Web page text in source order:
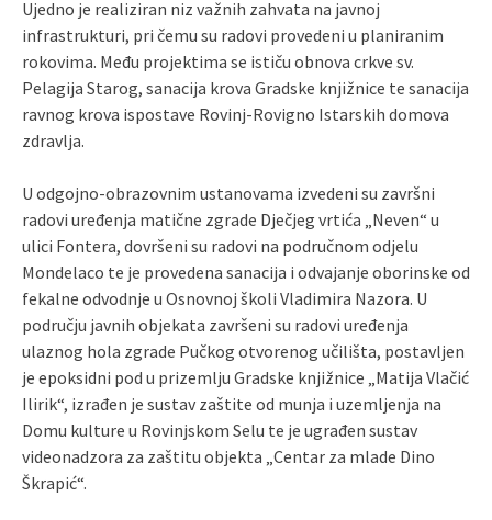
Ujedno je realiziran niz važnih zahvata na javnoj
infrastrukturi, pri čemu su radovi provedeni u planiranim
rokovima. Među projektima se ističu obnova crkve sv.
Pelagija Starog, sanacija krova Gradske knjižnice te sanacija
ravnog krova ispostave Rovinj-Rovigno Istarskih domova
zdravlja.
U odgojno-obrazovnim ustanovama izvedeni su završni
radovi uređenja matične zgrade Dječjeg vrtića „Neven“ u
ulici Fontera, dovršeni su radovi na područnom odjelu
Mondelaco te je provedena sanacija i odvajanje oborinske od
fekalne odvodnje u Osnovnoj školi Vladimira Nazora. U
području javnih objekata završeni su radovi uređenja
ulaznog hola zgrade Pučkog otvorenog učilišta, postavljen
je epoksidni pod u prizemlju Gradske knjižnice „Matija Vlačić
Ilirik“, izrađen je sustav zaštite od munja i uzemljenja na
Domu kulture u Rovinjskom Selu te je ugrađen sustav
videonadzora za zaštitu objekta „Centar za mlade Dino
Škrapić“.